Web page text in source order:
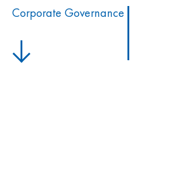
Corporate Governance